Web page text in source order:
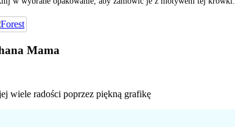
Mama
wiele radości poprzez piękną grafikę